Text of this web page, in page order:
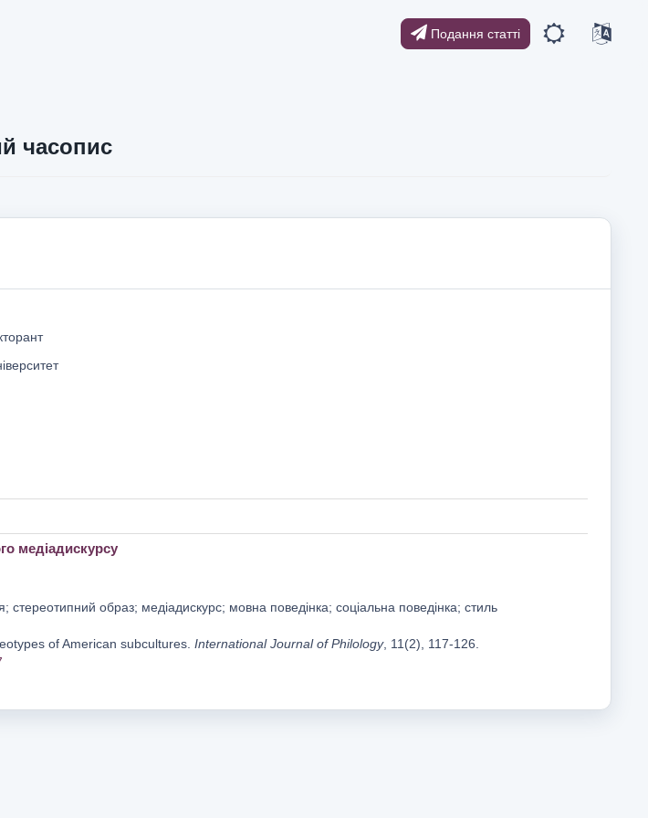
Подання статті
часопис
медіадискурсу
стереотипний образ; медіадискурс; мовна поведінка; соціальна поведінка; стиль
of American subcultures. International Journal of Philology, 11(2), 117-126.